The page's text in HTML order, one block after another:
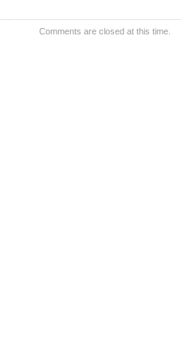
Comments are closed at this time.